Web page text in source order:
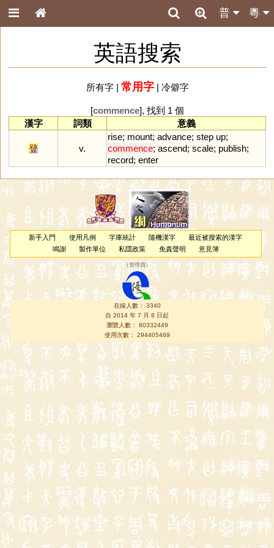
粵
普
英語搜索
所有字| 常用字| 冷僻字
[commence], 找到 1 個
漢字
詞類 意義
登 v.
rise; mount; advance; step up;
commence; ascend; scale; publish;
record; enter
新手入門 使用凡例 字庫統計 隨機漢字
最近被搜索的漢字
鳴謝
製作單位 私隱政策 免責聲明 意見簿
（管理員 ）
在線人數： 3340
自 2014 年 7 月 8 日起
瀏覽人數： 80332449
使用次數： 294405469